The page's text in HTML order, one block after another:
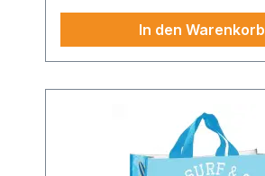
In den Warenkorb